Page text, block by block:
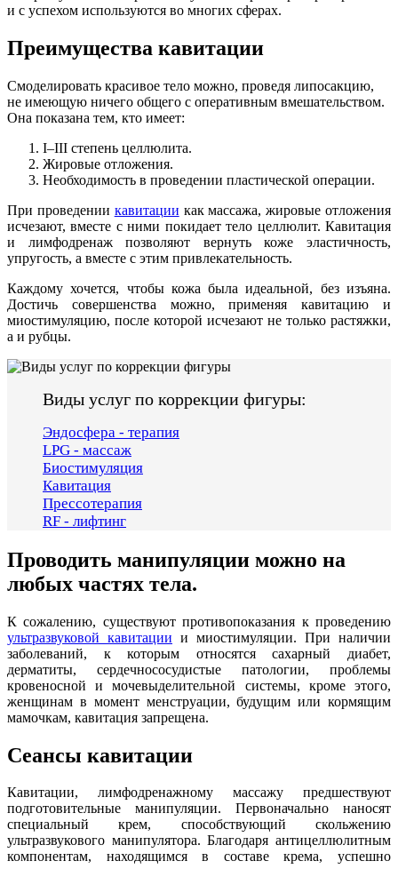
и с успехом используются во многих сферах.
Преимущества кавитации
Смоделировать красивое тело можно, проведя липосакцию,
не имеющую ничего общего с оперативным вмешательством.
Она показана тем, кто имеет:
І–ІІІ степень целлюлита.
Жировые отложения.
Необходимость в проведении пластической операции.
При проведении кавитации как массажа, жировые отложения
исчезают, вместе с ними покидает тело целлюлит. Кавитация
и лимфодренаж позволяют вернуть коже эластичность,
упругость, а вместе с этим привлекательность.
Каждому хочется, чтобы кожа была идеальной, без изъяна.
Достичь совершенства можно, применяя кавитацию и
миостимуляцию, после которой исчезают не только растяжки,
а и рубцы.
Виды услуг по коррекции фигуры:
Эндосфера - терапия
LPG - массаж
Биостимуляция
Кавитация
Прессотерапия
RF - лифтинг
Проводить манипуляции можно на
любых частях тела.
К сожалению, существуют противопоказания к проведению
ультразвуковой кавитации и миостимуляции. При наличии
заболеваний, к которым относятся сахарный диабет,
дерматиты, сердечнососудистые патологии, проблемы
кровеносной и мочевыделительной системы, кроме этого,
женщинам в момент менструации, будущим или кормящим
мамочкам, кавитация запрещена.
Сеансы кавитации
Кавитации, лимфодренажному массажу предшествуют
подготовительные манипуляции. Первоначально наносят
специальный крем, способствующий скольжению
ультразвукового манипулятора. Благодаря антицеллюлитным
компонентам, находящимся в составе крема, успешно